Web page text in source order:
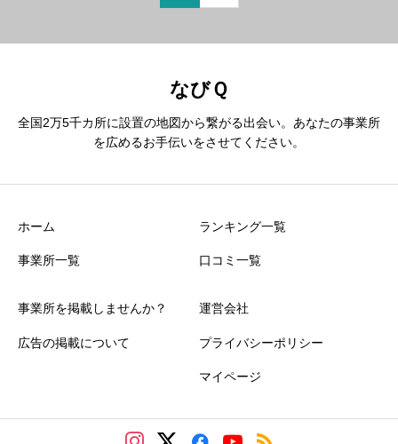
なびＱ
全国2万5千カ所に設置の地図から繋がる出会い。あなたの事業所
を広めるお手伝いをさせてください。
ホーム
事業所一覧
ランキング一覧
口コミ一覧
事業所を掲載しませんか？
広告の掲載について
運営会社
プライバシーポリシー
マイページ